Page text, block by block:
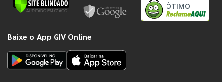
ÓTIMO
Baixe o App GIV Online